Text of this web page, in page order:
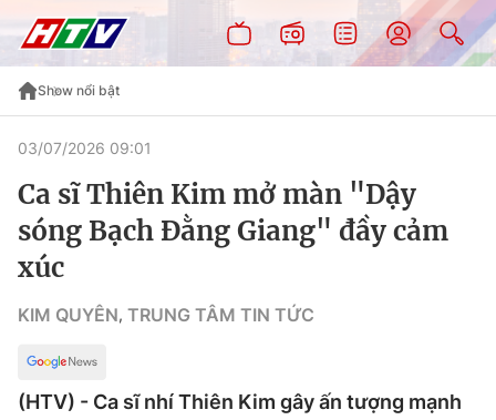
Show nổi bật
03/07/2026 09:01
Ca sĩ Thiên Kim mở màn "Dậy
sóng Bạch Đằng Giang" đầy cảm
xúc
KIM QUYÊN, TRUNG TÂM TIN TỨC
(HTV) - Ca sĩ nhí Thiên Kim gây ấn tượng mạnh